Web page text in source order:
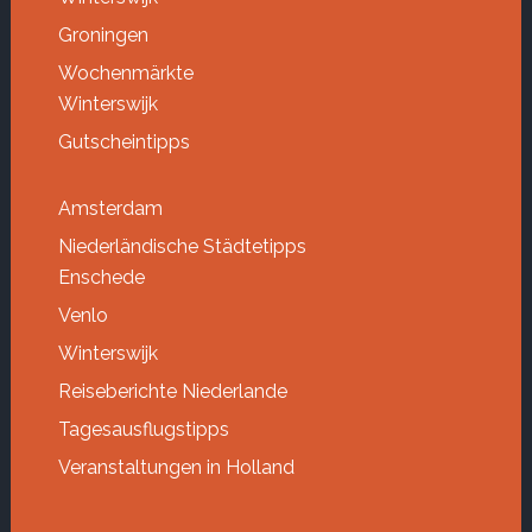
Groningen
Wochenmärkte
Winterswijk
Gutscheintipps
Amsterdam
Niederländische Städtetipps
Enschede
Venlo
Winterswijk
Reiseberichte Niederlande
Tagesausflugstipps
Veranstaltungen in Holland